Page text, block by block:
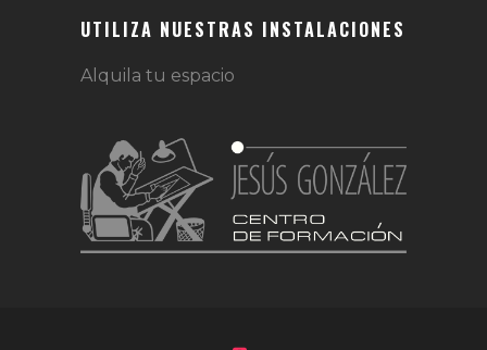
UTILIZA NUESTRAS INSTALACIONES
Alquila tu espacio